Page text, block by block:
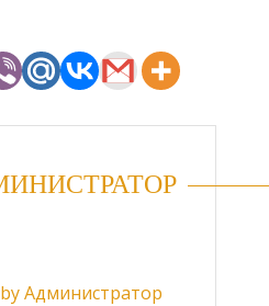
Администратор